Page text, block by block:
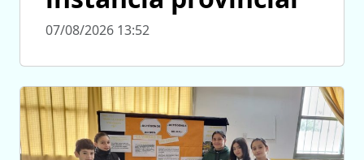
07/08/2026 13:52